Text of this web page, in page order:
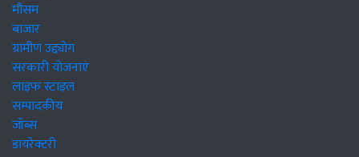
मौसम
बाजार
ग्रामीण उद्द्योग
सरकारी योजनाएं
लाइफ स्टाइल
सम्पादकीय
जॉब्स
डायरेक्टरी